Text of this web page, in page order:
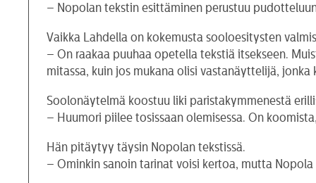
– Nopolan tekstin esittäminen perustuu
Vaikka Lahdella on kokemusta sooloesitysten
– On raakaa puuhaa opetella tekstiä itsekseen.
mitassa, kuin jos mukana olisi vastanäyttelijä, jonka
Soolonäytelmä koostuu liki paristakymmenestä
– Huumori piilee tosissaan olemisessa. On
Hän pitäytyy täysin Nopolan tekstissä.
– Ominkin sanoin tarinat voisi kertoa, mutta